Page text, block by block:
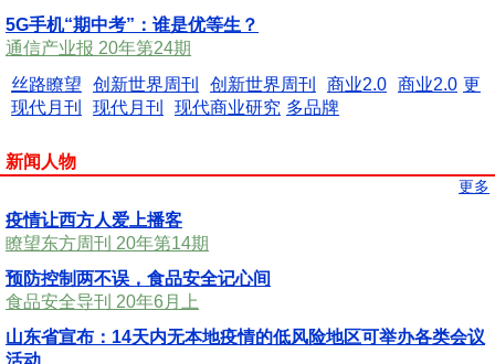
5G手机“期中考”：谁是优等生？
通信产业报 20年第24期
丝路瞭望
创新世界周刊 创新世界周刊 商业2.0 商业2.0
现代月刊
现代月刊 现代商业研究
更
多品牌
新闻人物
更多
疫情让西方人爱上播客
瞭望东方周刊 20年第14期
预防控制两不误，食品安全记心间
食品安全导刊 20年6月上
山东省宣布：14天内无本地疫情的低风险地区可举办各类会议